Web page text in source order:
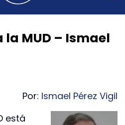
MUD – Ismael
Por: Ismael Pérez Vigil
está